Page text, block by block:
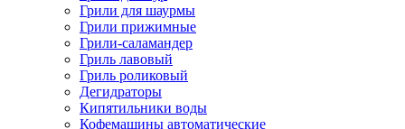
Грили для шаурмы
Грили прижимные
Грили-саламандер
Гриль лавовый
Гриль роликовый
Дегидраторы
Кипятильники воды
Кофемашины автоматические